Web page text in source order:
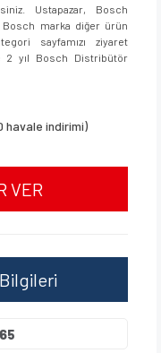
Ustapazar, Bosch
Bosch marka diğer ürün
sayfamızı ziyaret
2 yıl Bosch Distribütör
havale indirimi)
VER